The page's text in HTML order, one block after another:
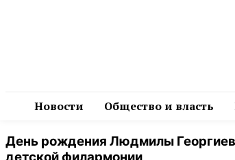
Новости Общество и власть
День рождения Людмилы
детской филармонии